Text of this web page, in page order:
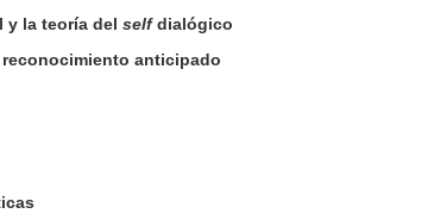
y la teoría del selfdialógico
anticipado